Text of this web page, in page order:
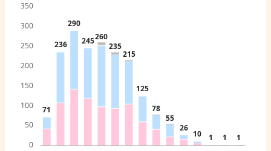
71
236
290
245260
235
215
125
78
55
26
10 1 1 1
0
50
100
150
200
250
300
350